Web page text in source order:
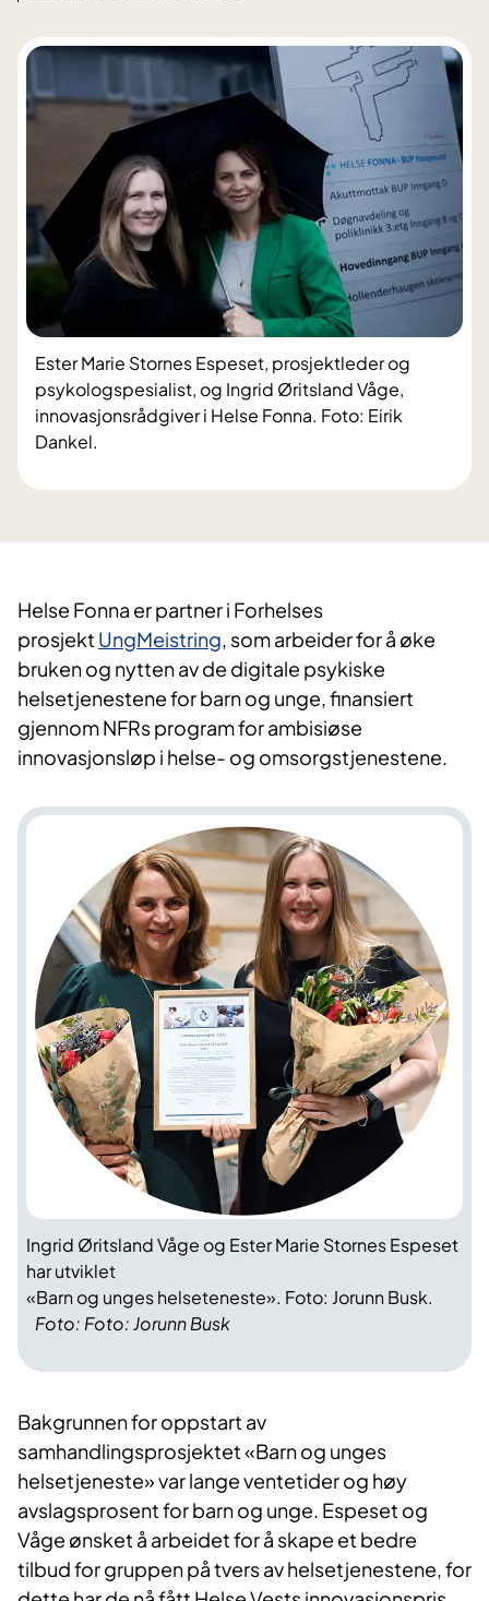
Ester Marie Stornes Espeset, prosjektleder og
psykologspesialist, og Ingrid Øritsland Våge,
innovasjonsrådgiver i Helse Fonna. Foto: Eirik
Dankel.
Helse Fonna er partner i Forhelses
prosjekt UngMeistring, som arbeider for å øke
bruken og nytten av de digitale psykiske
helsetjenestene for barn og unge, finansiert
gjennom NFRs program for ambisiøse
innovasjonsløp i helse- og omsorgstjenestene.
Foto: Foto: Jorunn Busk
Ingrid Øritsland Våge og Ester Marie Stornes Espeset
har utviklet
«Barn og unges helseteneste». Foto: Jorunn Busk.
Bakgrunnen for oppstart av
samhandlingsprosjektet «Barn og unges
helsetjeneste» var lange ventetider og høy
avslagsprosent for barn og unge. Espeset og
Våge ønsket å arbeidet for å skape et bedre
tilbud for gruppen på tvers av helsetjenestene, for